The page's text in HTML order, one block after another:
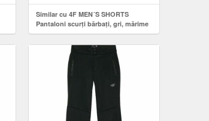
Similar cu 4F MEN´S SHORTS
Pantaloni scurți bărbați, gri, mărime